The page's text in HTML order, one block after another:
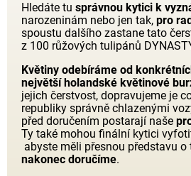
Hledáte tu správnou kytici k
narozeninám nebo jen tak, pro
spoustu dalšího zastane tato
z 100 růžových tulipánů
Květiny odebíráme od
největší holandské květinové
jejich čerstvost, dopravujeme je
republiky správně chlazenými
před doručením postarají naše
Ty také mohou finální kytici
abyste měli přesnou představu o
nakonec doručíme.